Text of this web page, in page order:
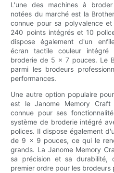
L'une des machines à
notées du marché est la
connue pour sa polyvalence
240 points intégrés et 10
dispose également d'un
écran tactile couleur
broderie de 5 x 7 pouces. Le
parmi les brodeurs
performances.
Une autre option populaire
est le Janome Memory
connue pour ses
système de broderie intégré
polices. Il dispose également
de 9 x 9 pouces, ce qui le
grands. La Janome Memory
sa précision et sa
premier ordre pour les brodeurs